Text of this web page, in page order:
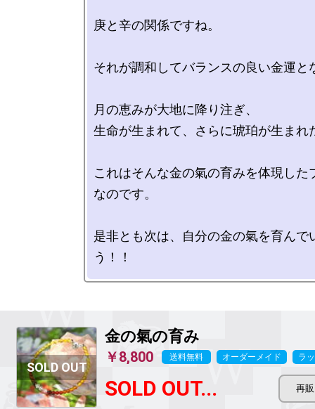
庚と辛の関係ですね。
それが調和してバランスの良い金運と
月の恵みが大地に降り注ぎ、
生命が生まれて、さらに琥珀が生まれ
これはそんな金の氣の育みを体現した
なのです。
是非とも次は、自分の金の氣を育んで
金の氣の育み
￥8,800 送料無料 オーダーメイド ラ
SOLD OUT...